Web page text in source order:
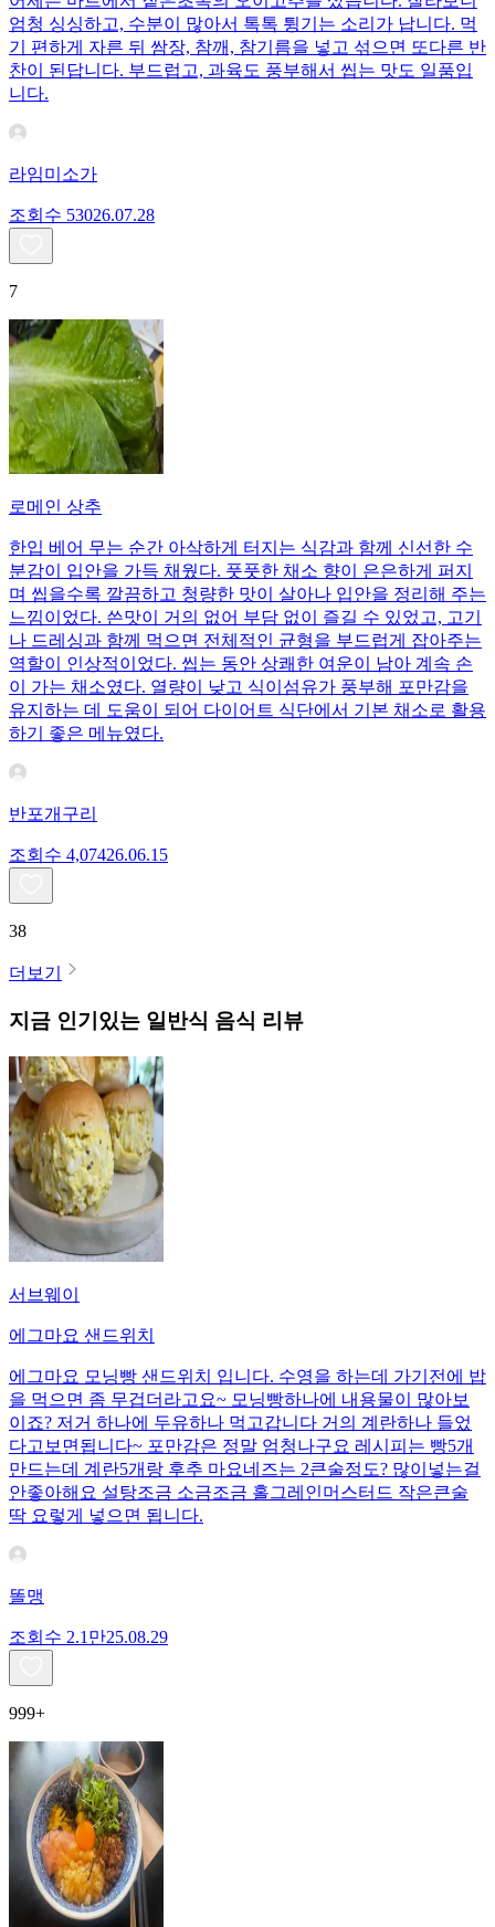
엄청 싱싱하고, 수분이 많아서 톡톡 튕기는 소리가 납니다. 먹
기 편하게 자른 뒤 쌈장, 참깨, 참기름을 넣고 섞으면 또다른 반
찬이 된답니다. 부드럽고, 과육도 풍부해서 씹는 맛도 일품입
니다.
라임미소가
조회수 53026.07.28
7
로메인 상추
한입 베어 무는 순간 아삭하게 터지는 식감과 함께 신선한 수
분감이 입안을 가득 채웠다. 풋풋한 채소 향이 은은하게 퍼지
며 씹을수록 깔끔하고 청량한 맛이 살아나 입안을 정리해 주는
느낌이었다. 쓴맛이 거의 없어 부담 없이 즐길 수 있었고, 고기
나 드레싱과 함께 먹으면 전체적인 균형을 부드럽게 잡아주는
역할이 인상적이었다. 씹는 동안 상쾌한 여운이 남아 계속 손
이 가는 채소였다. 열량이 낮고 식이섬유가 풍부해 포만감을
유지하는 데 도움이 되어 다이어트 식단에서 기본 채소로 활용
하기 좋은 메뉴였다.
반포개구리
조회수 4,07426.06.15
38
더보기
지금 인기있는 일반식 음식 리뷰
서브웨이
에그마요 샌드위치
에그마요 모닝빵 샌드위치 입니다. 수영을 하는데 가기전에 밥
을 먹으면 좀 무겁더라고요~ 모닝빵하나에 내용물이 많아보
이죠? 저거 하나에 두유하나 먹고갑니다 거의 계란하나 들었
다고보면됩니다~ 포만감은 정말 엄청나구요 레시피는 빵5개
만드는데 계란5개랑 후추 마요네즈는 2큰술정도? 많이넣는걸
안좋아해요 설탕조금 소금조금 홀그레인머스터드 작은큰술
딱 요렇게 넣으면 됩니다.
똘맹
조회수 2.1만25.08.29
999+